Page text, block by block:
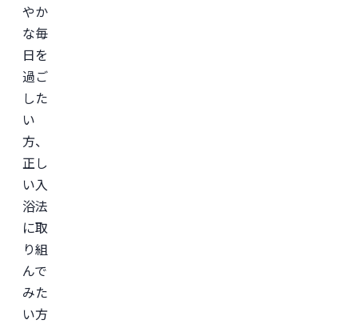
やか
な毎
日を
過ご
した
い
方、
正し
い入
浴法
に取
り組
んで
みた
い方